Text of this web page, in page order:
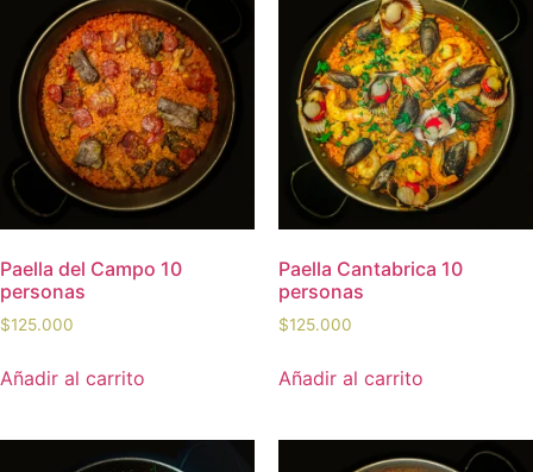
Paella del Campo 10
personas
$125.000
Añadir al carrito
Paella Cantabrica 10
personas
$125.000
Añadir al carrito